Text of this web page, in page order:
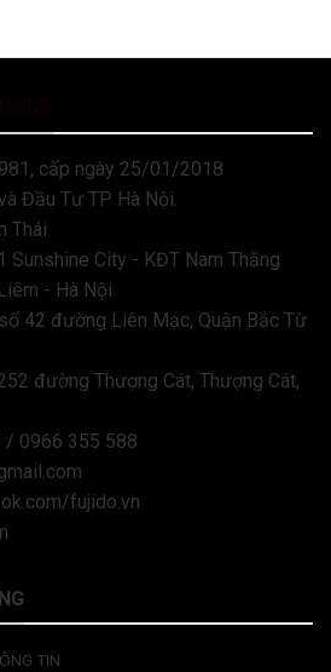
cấp ngày 25/01/2018
Đầu Tư TP Hà Nội.
Thái
Sunshine City - KĐT Nam Thăng
- Hà Nội
số 42 đường Liên Mạc, Quận Bắc Từ
đường Thượng Cát, Thượng Cát,
/ 0966 355 588
fujido.vn
TIN